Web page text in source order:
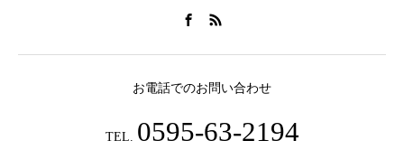
お電話でのお問い合わせ
TEL. 0595-63-2194